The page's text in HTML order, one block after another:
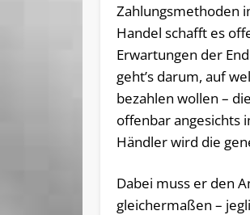
Zahlungsmethoden
Handel schafft es
Erwartungen der
geht’s darum, auf
bezahlen wollen –
offenbar angesichts
Händler wird die
Dabei muss er den
gleichermaßen –